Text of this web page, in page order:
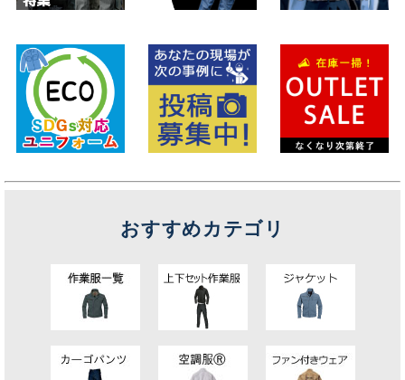
おすすめカテゴリ